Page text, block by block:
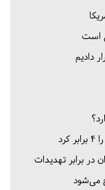
است
دادیم
در برابر تهدیدات
می‌شود